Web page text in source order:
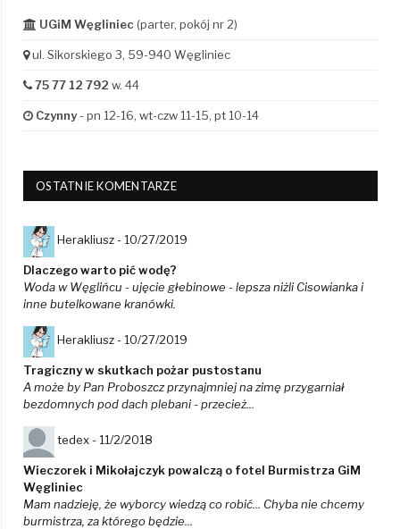
UGiM Węgliniec (parter, pokój nr 2)
ul. Sikorskiego 3, 59-940 Węgliniec
75 77 12 792 w. 44
Czynny- pn 12-16, wt-czw 11-15, pt 10-14
OSTATNIE KOMENTARZE
Herakliusz - 10/27/2019
Dlaczego warto pić wodę?
Woda w Węglińcu - ujęcie głebinowe - lepsza niżli Cisowianka i
inne butelkowane kranówki.
Herakliusz - 10/27/2019
Tragiczny w skutkach pożar pustostanu
A może by Pan Proboszcz przynajmniej na zimę przygarniał
bezdomnych pod dach plebani - przecież...
tedex - 11/2/2018
Wieczorek i Mikołajczyk powalczą o fotel Burmistrza GiM
Węgliniec
Mam nadzieję, że wyborcy wiedzą co robić... Chyba nie chcemy
burmistrza, za którego będzie...